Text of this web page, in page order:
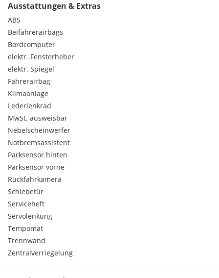
Ausstattungen & Extras
ABS
Beifahrerairbags
Bordcomputer
elektr. Fensterheber
elektr. Spiegel
Fahrerairbag
Klimaanlage
Lederlenkrad
MwSt. ausweisbar
Nebelscheinwerfer
Notbremsassistent
Parksensor hinten
Parksensor vorne
Rückfahrkamera
Schiebetür
Serviceheft
Servolenkung
Tempomat
Trennwand
Zentralverriegelung